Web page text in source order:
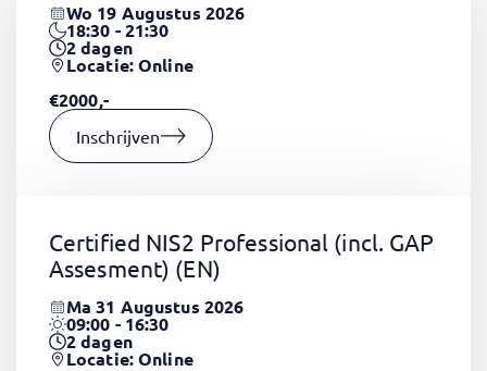
Wo 19 Augustus 2026
18:30 - 21:30
2dagen
Locatie: Online
€2000,-
Inschrijven
Certified NIS2 Professional (incl. GAP
Assesment) (EN)
Ma 31 Augustus 2026
09:00 - 16:30
2dagen
Locatie: Online